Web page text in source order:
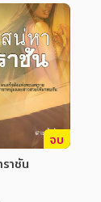
จบ
ราชัน